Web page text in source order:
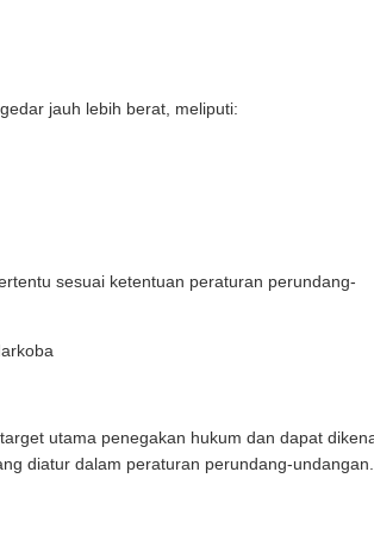
jauh lebih berat, meliputi:
sesuai ketentuan peraturan perundang-
utama penegakan hukum dan dapat
diatur dalam peraturan perundang-undangan.